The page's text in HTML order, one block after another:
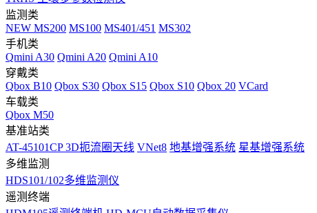
监测类
NEW MS200 MS100 MS401/451 MS302
手机类
Qmini A30 Qmini A20 Qmini A10
穿戴类
Qbox B10 Qbox S30 Qbox S15 Qbox S10 Qbox 20 VCard
车载类
Qbox M50
基准站类
AT-45101CP 3D扼流圈天线 VNet8 地基增强系统 星基增强系统
多维监测
HDS101/102多维监测仪
遥测终端